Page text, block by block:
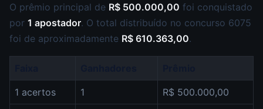
O prêmio principal de R$ 500.000,00 foi conquistado
por 1 apostador. O total distribuído no concurso 6075
foi de aproximadamente R$ 610.363,00.
1 acertos 1 R$ 500.000,00